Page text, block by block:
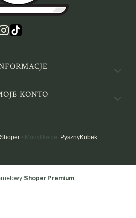
KONTO
Shoper • Modyfikacje: PysznyKubek
Shoper Premium